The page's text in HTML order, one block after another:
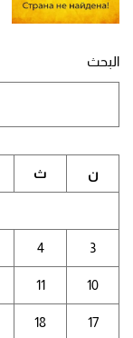
البحث
ن ث
3
4
10
11
17
18